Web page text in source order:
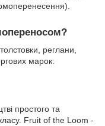
реглани,
марок:
простого та
Fruit of the Loom -